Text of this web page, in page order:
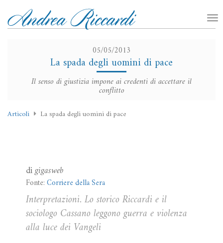
05/05/2013
La spada degli uomini di pace
Il senso di giustizia impone ai credenti di accettare il
conflitto
Articoli La spada degli uomini di pace
digigasweb
Fonte:Corriere della Sera
Interpretazioni. Lo storico Riccardi e il
sociologo Cassano leggono guerra e violenza
alla luce dei Vangeli